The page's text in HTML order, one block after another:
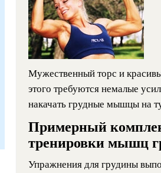
Мужественный торс и
этого требуются немалые
накачать грудные мышцы на
Примерный
тренировки мышц
Упражнения для грудины